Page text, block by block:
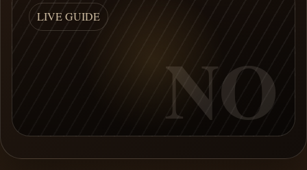
LIVE GUIDE
NO